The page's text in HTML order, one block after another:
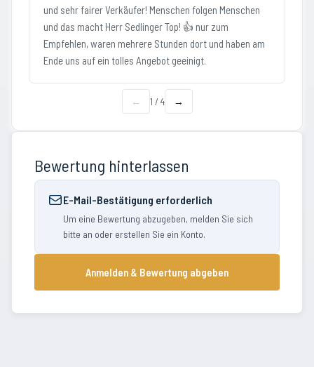
und sehr fairer Verkäufer! Menschen folgen Menschen
und das macht Herr Sedlinger Top! 👍 nur zum
Empfehlen, waren mehrere Stunden dort und haben am
Ende uns auf ein tolles Angebot geeinigt.
← 1 / 4 →
Bewertung hinterlassen
E-Mail-Bestätigung erforderlich
Um eine Bewertung abzugeben, melden Sie sich
bitte an oder erstellen Sie ein Konto.
Anmelden & Bewertung abgeben